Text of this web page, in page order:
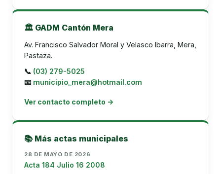
🏛️ GADM Cantón Mera
Av. Francisco Salvador Moral y Velasco Ibarra, Mera,
Pastaza.
📞 (03) 279-5025
📧 municipio_mera@hotmail.com
Ver contacto completo →
📚 Más actas municipales
28 DE MAYO DE 2026
Acta 184 Julio 16 2008